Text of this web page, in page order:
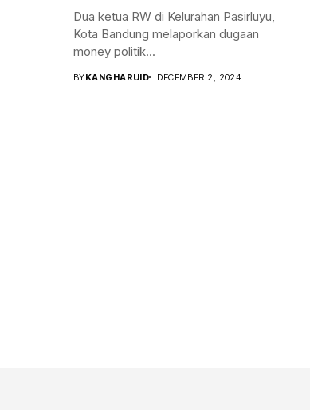
Dua ketua RW di Kelurahan Pasirluyu,
Kota Bandung melaporkan dugaan
money politik...
BYKANGHARUID DECEMBER 2, 2024